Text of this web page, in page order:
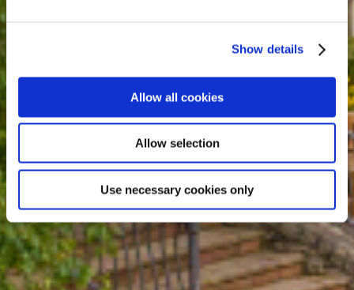
Show details
Allow all cookies
Allow selection
Use necessary cookies only